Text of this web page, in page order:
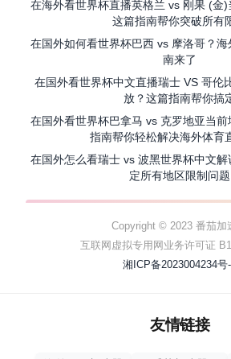
在海外看世界杯直播英格兰 vs 刚果 (金)
这篇指南帮你突破所有
在国外如何看世界杯巴西 vs 摩洛哥？
南来了
在国外看世界杯中文直播瑞士 VS 哥伦
放？这篇指南帮你搞
在国外看世界杯巴拿马 vs 克罗地亚当
指南帮你轻松解决海外体育
在国外怎么看瑞士 vs 波黑世界杯中文
定所有地区限制问题
Copyright © 2023 番茄加
互联网虚拟专用网业务许可证
湘ICP备2023004234号
友情链接